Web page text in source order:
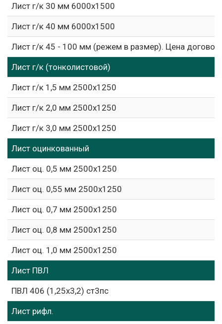
Лист г/к 30 мм 6000х1500
Лист г/к 40 мм 6000х1500
Лист г/к 45 - 100 мм (режем в размер). Цена
Лист г/к (тонколистовой)
Лист г/к 1,5 мм 2500х1250
Лист г/к 2,0 мм 2500х1250
Лист г/к 3,0 мм 2500х1250
Лист оцинкованный
Лист оц. 0,5 мм 2500х1250
Лист оц. 0,55 мм 2500х1250
Лист оц. 0,7 мм 2500х1250
Лист оц. 0,8 мм 2500х1250
Лист оц. 1,0 мм 2500х1250
Лист ПВЛ
ПВЛ 406 (1,25х3,2) ст3пс
Лист рифл.